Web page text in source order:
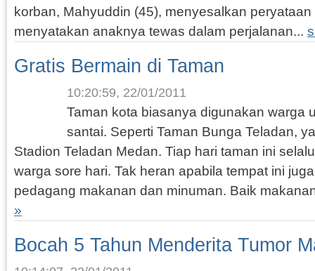
korban, Mahyuddin (45), menyesalkan
menyatakan anaknya tewas dalam perjalanan...
Gratis Bermain di Taman
10:20:59, 22/01/2011
Taman kota biasanya digunakan warga
santai. Seperti Taman Bunga Teladan,
Stadion Teladan Medan. Tiap hari taman ini
warga sore hari. Tak heran apabila tempat ini
pedagang makanan dan minuman. Baik
»
Bocah 5 Tahun Menderita Tumor